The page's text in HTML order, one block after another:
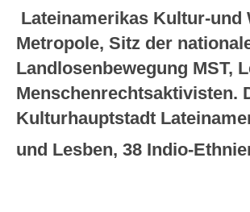
Lateinamerikas Kultur-
Metropole, Sitz der
Landlosenbewegung MST,
Menschenrechtsaktivisten.
Kulturhauptstadt
und Lesben, 38 Indio-